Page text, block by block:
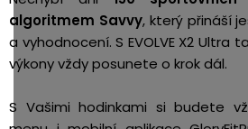
algoritmem Savvy, který přináší
a vyhodnocení. S EVOLVE X2 Ultra
výkony vždy posunete o krok dál.
S Vašimi hodinkami si budete